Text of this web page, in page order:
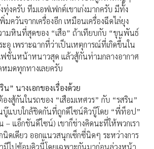
ทุ่งครับ ทีมเอฟเฟกต์เขาเก่งมากครับ มีทั้ง
มควันจากเครื่องอีก เหมือนเครื่องฉีดไล่ยุง
ามหินที่สุดของ “เสือ” ถ้าเทียบกับ “ขุนพันธ์
อุ เพราะฉากที่ว่าเป็นเหตุการณ์ที่เกิดขึ้นใน
ชั่นหน้าหนาวสุด แล้วสู้กันท่ามกลางอากาศ
มดทุกทางเลยครับ
” นางเอกของเรื่องด้วย
งสู้กันในรถของ “เสือมเหศวร” กับ “รสริน”
แบบใกล้ชิดกันที่ถูกดีไซน์คิวบู๊โดย “พี่ท็อป”
– แอ็กชันดีไซน์) เขาก็ช่างคิดนะที่ให้พวกเรา
นิดเดียว ออกแนวสนุกเซ็กซี่นิดๆ ระหว่างการ
มีไปซ้อมคิวนี้โดยเฉพาะกันมาก่อนล่วงหน้า